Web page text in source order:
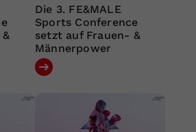
Die 3. FE&MALE
Sports Conference
setzt auf Frauen- &
Männerpower